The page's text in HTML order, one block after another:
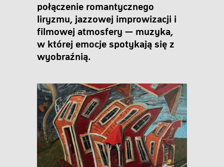
połączenie romantycznego
liryzmu, jazzowej improwizacji i
filmowej atmosfery — muzyka,
w której emocje spotykają się z
wyobraźnią.